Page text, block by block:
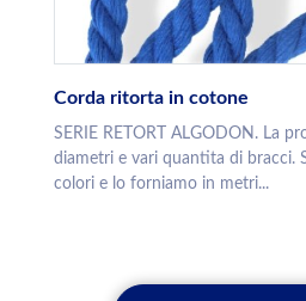
Corda ritorta in cotone
SERIE RETORT ALGODON. La
diametri e vari quantita di bracci.
colori e lo forniamo in metri...